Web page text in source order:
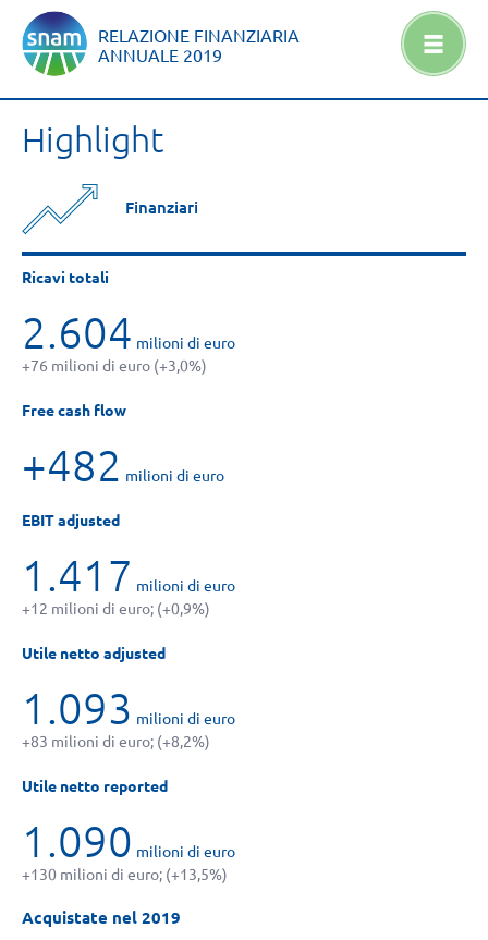
RELAZIONE FINANZIARIA
ANNUALE 2019
Highlight
Finanziari
Ricavi totali
2.604 milioni di euro
+76 milioni di euro (+3,0%)
Free cash flow
+482 milioni di euro
EBIT adjusted
1.417 milioni di euro
+12 milioni di euro; (+0,9%)
Utile netto adjusted
1.093 milioni di euro
+83 milioni di euro; (+8,2%)
Utile netto reported
1.090 milioni di euro
+130 milioni di euro; (+13,5%)
Acquistate nel 2019